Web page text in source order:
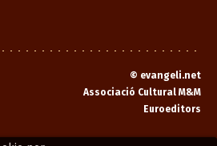
© evangeli.net
Associació Cultural M&M
Euroeditors